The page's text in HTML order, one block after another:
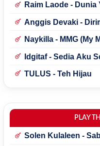
Raim Laode - Dunia
Anggis Devaki -
Naykilla - MMG (My
Idgitaf - Sedia Aku
TULUS - Teh Hijau
PLAY
Solen Kulaleen -